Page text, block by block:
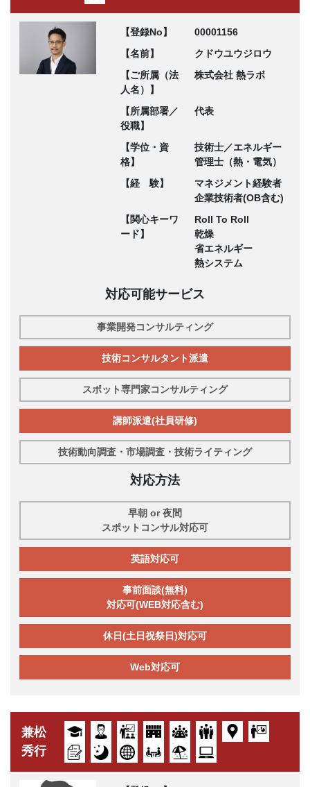
【登録No】
00001156
【名前】
クドウユウジロウ
【ご所属（法
人名）】
株式会社 熱ラボ
【所属部署／
役職】
代表
【学位・資
格】
技術士／エネルギー
管理士（熱・電気）
【経 験】
マネジメント経験者
企業技術者(OB含む)
【関心キーワ
ード】
Roll To Roll
乾燥
省エネルギー
熱システム
対応可能サービス
事業開発コンサルティング
技術コンサルタント派遣
スポット専門家コンサルティング
講師派遣(社員研修)
技術動向調査・市場調査・技術ライティング
対応方法
早朝 or 夜間
スポットコンサル対応可
英語対応可
事前面談(無料)
対応可(WEB対応含む)
休日(土日祝祭日)対応可
Web対応可
兼松
秀行